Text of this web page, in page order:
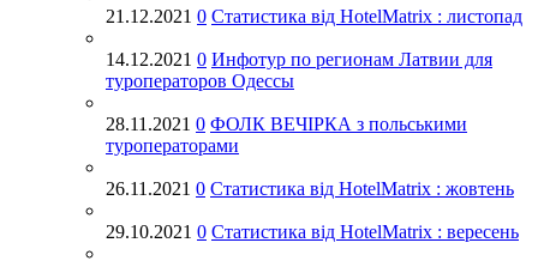
21.12.2021 0 Статистика від HotelMatrix : листопад
14.12.2021 0 Инфотур по регионам Латвии для
туроператоров Одессы
28.11.2021 0 ФОЛК ВЕЧІРКА з польськими
туроператорами
26.11.2021 0 Статистика від HotelMatrix : жовтень
29.10.2021 0 Статистика від HotelMatrix : вересень